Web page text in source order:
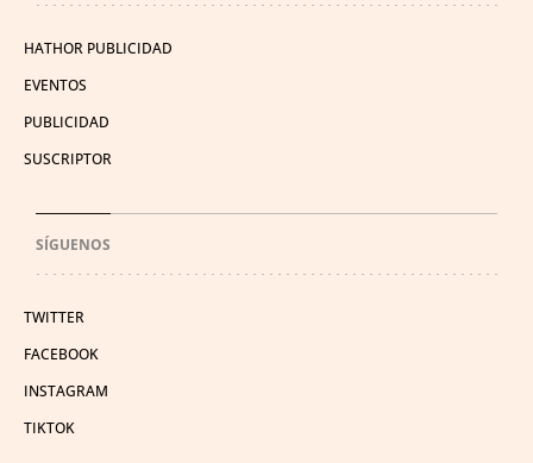
HATHOR PUBLICIDAD
EVENTOS
PUBLICIDAD
SUSCRIPTOR
SÍGUENOS
TWITTER
FACEBOOK
INSTAGRAM
TIKTOK